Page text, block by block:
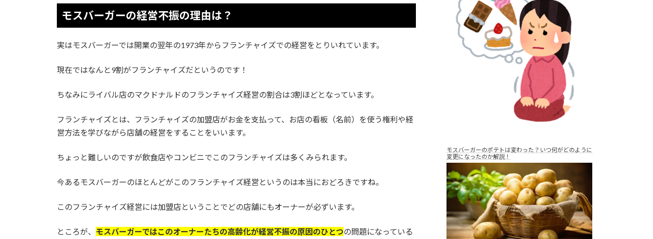
モスバーガーの経営不振の理由は？
実はモスバーガーでは開業の翌年の1973年からフランチャイズでの経営をとりいれています。
現在ではなんと9割がフランチャイズだというのです！
ちなみにライバル店のマクドナルドのフランチャイズ経営の割合は3割ほどとなっています。
フランチャイズとは、フランチャイズの加盟店がお金を支払って、お店の看板（名前）を使う権利や経
営方法を学びながら店舗の経営をすることをいいます。
ちょっと難しいのですが飲食店やコンビニでこのフランチャイズは多くみられます。
今あるモスバーガーのほとんどがこのフランチャイズ経営というのは本当におどろきですね。
このフランチャイズ経営には加盟店ということでどの店舗にもオーナーが必ずいます。
ところが、 モスバーガーではこのオーナーたちの高齢化が経営不振の原因のひとつの問題になっている
モスバーガーのポテトは変わった？いつ何がどのように
変更になったのか解説！